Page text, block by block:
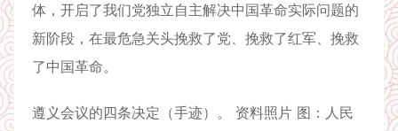
体，开启了我们党独立自主解决中国革命实际问题的
新阶段，在最危急关头挽救了党、挽救了红军、挽救
了中国革命。
遵义会议的四条决定（手迹）。 资料照片 图：人民